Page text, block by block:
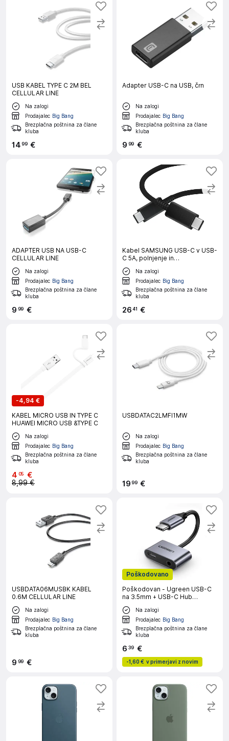
USB KABEL TYPE C 2M BEL
CELLULAR LINE
Na zalogi
Prodajalec Big Bang
Brezplačna poštnina za člane
kluba
1499 €
Adapter USB-C na USB, črn
Na zalogi
Prodajalec Big Bang
Brezplačna poštnina za člane
kluba
9 99 €
ADAPTER USB NA USB-C
CELLULAR LINE
Na zalogi
Prodajalec Big Bang
Brezplačna poštnina za člane
kluba
9 99 €
Kabel SAMSUNG USB-C v USB-
C 5A, polnjenje in
sinhronizacija, dolžina 1,8 m,
črn (EP-DX510JBE)
Na zalogi
Prodajalec Big Bang
Brezplačna poštnina za člane
kluba
2641 €
-4,94 €
KABEL MICRO USB IN TYPE C
HUAWEI MICRO USB &TYPE C
Na zalogi
Prodajalec Big Bang
Brezplačna poštnina za člane
kluba
4 05 €
8,99 €
USBDATAC2LMFI1MW
Na zalogi
Prodajalec Big Bang
Brezplačna poštnina za člane
kluba
1999 €
USBDATA06MUSBK KABEL
0.6M CELLULAR LINE
Na zalogi
Prodajalec Big Bang
Brezplačna poštnina za člane
kluba
9 99 €
Poškodovano
Poškodovan - Ugreen USB-C
na 3.5mm + USB-C Hub
Adapter
Na zalogi
Prodajalec Big Bang
Brezplačna poštnina za člane
kluba
6 39 €
-1,60 € v primerjavi z novim